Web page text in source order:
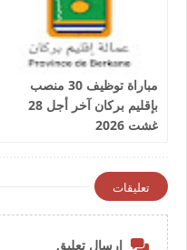
مباراة توظيف 30 منصب
بإقليم بركان آخر أجل 28
غشت 2026
تعليقات
إرسال تعليق